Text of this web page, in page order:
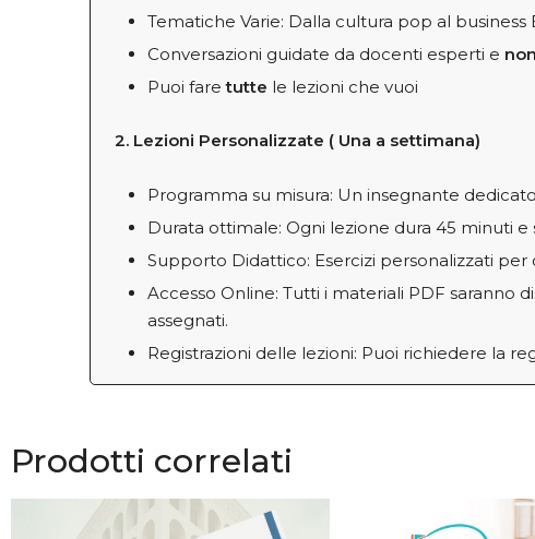
Tematiche Varie: Dalla cultura pop al
Conversazioni guidate da docenti esperti e non
Puoi faretutte le lezioni che vuoi
2. Lezioni Personalizzate ( Una a settimana)
Programma su misura: Un insegnante
Durata ottimale: Ogni lezione dura 45 minuti
Supporto Didattico: Esercizi personalizzati
Accesso Online: Tutti i materiali PDF saranno
assegnati.
Registrazioni delle lezioni: Puoi richiedere la
Prodotti correlati